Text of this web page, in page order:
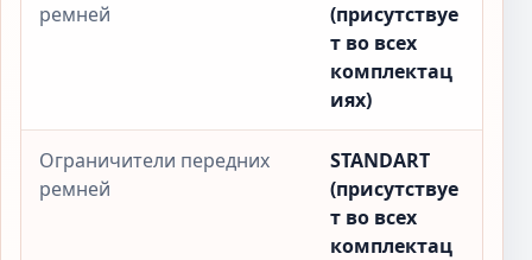
ремней
(присутствуе
т во всех
комплектац
иях)
Ограничители передних
ремней
STANDART
(присутствуе
т во всех
комплектац